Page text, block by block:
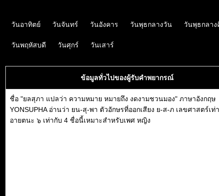
วันอาทิตย์ วันจันทร์ วันอังคาร วันพุธกลางวัน วันพุธกลา
วันพฤหัสบดี วันศุกร์ วันเสาร์
ข้อมูลทั่วไปของผู้รับคำพยากรณ์
ชื่อ "ยลสุภา แปลว่า ความหมาย หมายถึง งดงามชวนมอง" ภาษาอังกฤษ
YONSUPHA อ่านว่า ยน-สุ-พา ตัวอักษรที่ออกเสียง ย-ส-ภ เลขศาสตร์เท่
อายตนะ ๖ เท่ากับ 4 ชื่อนี้เหมาะสำหรับเพศ หญิง